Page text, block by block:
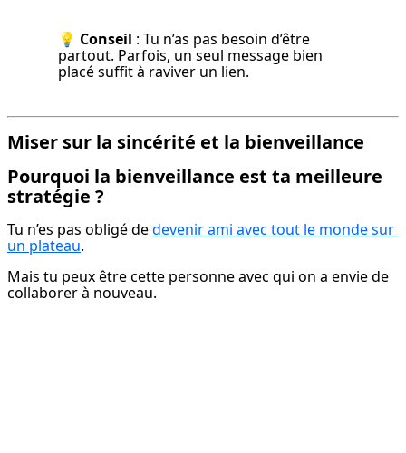
💡 Conseil : Tu n’as pas besoin d’être
partout. Parfois, un seul message bien
placé suffit à raviver un lien.
Miser sur la sincérité et la bienveillance
Pourquoi la bienveillance est ta meilleure
stratégie ?
Tu n’es pas obligé de devenir ami avec tout le monde sur
un plateau.
Mais tu peux être cette personne avec qui on a envie de
collaborer à nouveau.